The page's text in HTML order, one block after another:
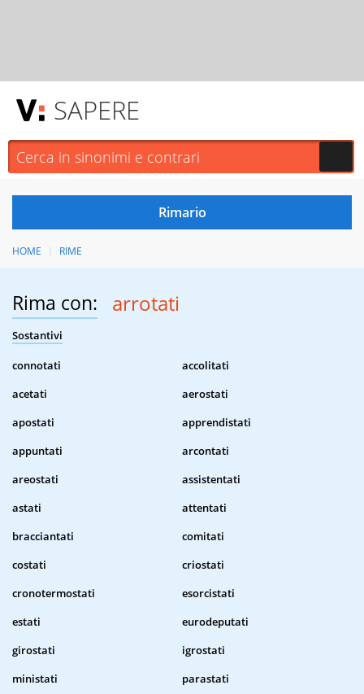
SAPERE
HOME RIME
Rima con: arrotati
Sostantivi
connotati
accolitati
acetati
aerostati
apostati
apprendistati
appuntati
arcontati
areostati
assistentati
astati
attentati
bracciantati
comitati
costati
criostati
cronotermostati
esorcistati
estati
eurodeputati
girostati
igrostati
ministati
parastati